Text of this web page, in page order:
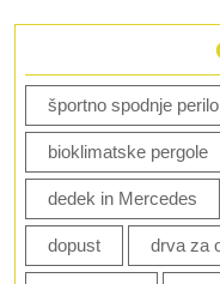
športno spodnje perilo
bioklimatske pergole
dedek in Mercedes
dopust drva za